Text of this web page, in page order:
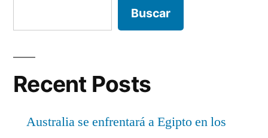
Buscar
Recent Posts
Australia se enfrentará a Egipto en los